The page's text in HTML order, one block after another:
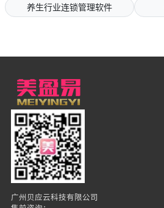
养生行业连锁管理软件
广州贝应云科技有限公司